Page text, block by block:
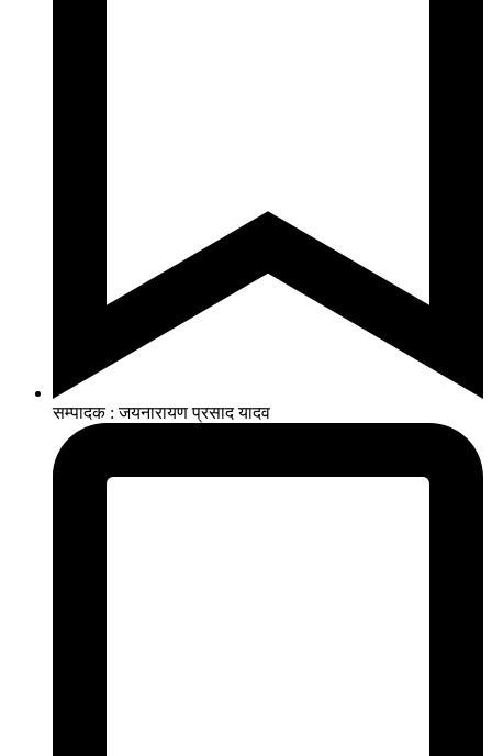
सम्पादक : जयनारायण प्रसाद यादव